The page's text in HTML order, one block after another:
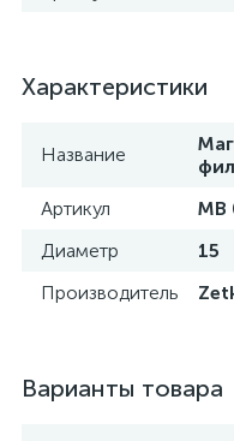
Характеристики
Название
Артикул
МВ
Диаметр
15
Производитель
Варианты товара